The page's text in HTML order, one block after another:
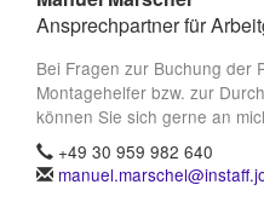
Ansprechpartner für
Bei Fragen zur Buchung der
Montagehelfer bzw. zur
können Sie sich gerne an
+49 30 959 982 640